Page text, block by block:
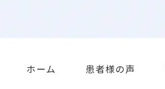
ホーム 患者様の声